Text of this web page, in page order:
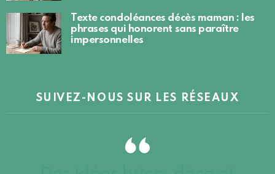
Texte condoléances décès maman : les
phrases qui honorent sans paraître
impersonnelles
SUIVEZ-NOUS SUR LES RÉSEAUX